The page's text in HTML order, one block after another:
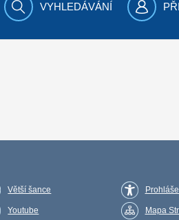
VYHLEDÁVÁNÍ
Větší šance
Youtube Mapa